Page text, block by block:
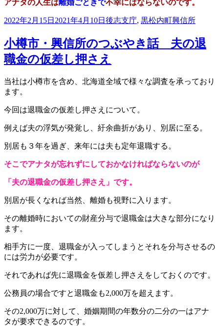
アナタの人生は離婚ごときで不幸にはならないのです。
投
日:
2022年2月15日 2021年4月10日 カ
ゴ
リ
ー
後志支庁, 黒松内町タ
興信所
小樽市・興信所のつぶやき話 夫の退
職金の仮差し押さえ
当社は小樽市を含め、北海道全域で様々な調査を承っており
ます。
今回は退職金の仮差し押さえについて。
例えば夫の浮気が発覚し、 紆余曲折があり、別居に至る。
別居も３年を過ぎ、来年には夫も定年退職する。
そこでアナタが忘れずにしておかなければならないのが
「夫の退職金の仮差し押さえ」です。
別居が長くなれば当然、離婚も視野に入ります。
その離婚時においての財産分与で退職金は大きな部分になり
ます。
相手方に一度、退職金が入ってしまうと それを分与させるの
には労力が必要です。
それであれば先に退職金を仮差し押さえをしておくのです。
公務員の場合ですと退職金も2,000万を超えます。
その2,000万に対して、婚姻期間の年数分の二分の一はアナ
タが要求できるのです。